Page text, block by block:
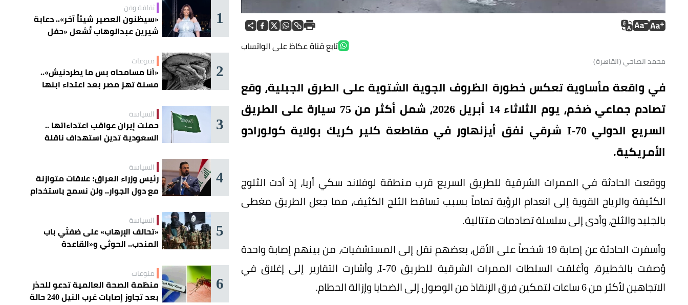
تابع قناة عكاظ على الواتساب
محمد الصاحي (القاهرة)
في واقعة مأساوية تعكس خطورة الظروف الجوية الشتوية على الطرق الجبلية، وقع
تصادم جماعي ضخم، يوم الثلاثاء 14 أبريل 2026، شمل أكثر من 75 سيارة على الطريق
السريع الدولي I-70 شرقي نفق أيزنهاور في مقاطعة كلير كريك بولاية كولورادو
الأمريكية.
ووقعت الحادثة في الممرات الشرقية للطريق السريع قرب منطقة لوفلاند سكي أريا، إذ أدت الثلوج
الكثيفة والرياح القوية إلى انعدام الرؤية تماماً بسبب تساقط الثلج الكثيف، مما جعل الطريق مغطى
بالجليد والثلج، وأدى إلى سلسلة تصادمات متتالية.
وأسفرت الحادثة عن إصابة 19 شخصاً على الأقل، بعضهم نقل إلى المستشفيات، من بينهم إصابة واحدة
وُصفت بالخطيرة، وأغلقت السلطات الممرات الشرقية للطريق I-70، وأشارت التقارير إلى إغلاق في
الاتجاهين لأكثر من 6 ساعات لتمكين فرق الإنقاذ من الوصول إلى الضحايا وإزالة الحطام.
1 ثقافة وفن
«سيظنون العصير شيئاً آخر».. دعابة
شيرين عبدالوهاب تُشعل «حفل
2 منوعات
«أنا مسامحاه بس ما يطردنيش»..
مسنة تهز مصر بعد اعتداء ابنها
3 السياسة
حملت إيران عواقب اعتداءاتها ..
السعودية تدين استهداف ناقلة
4 السياسة
رئيس وزراء العراق: علاقات متوازنة
مع دول الجوار.. ولن نسمح باستخدام
5 السياسة
«تحالف الإرهاب» على ضفتَي باب
المندب.. الحوثي و«القاعدة
6 منوعات
منظمة الصحة العالمية تدعو للحذر
بعد تجاوز إصابات غرب النيل 240 حالة